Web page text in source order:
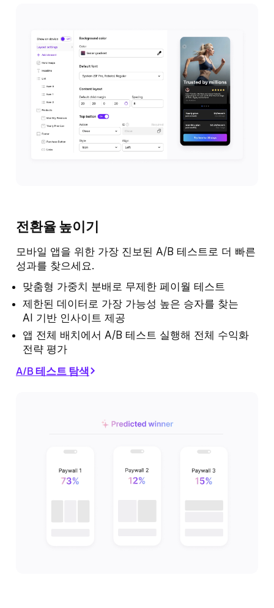
전환율 높이기
모바일 앱을 위한 가장 진보된 A/B 테스트로 더 빠른
성과를 찾으세요.
맞춤형 가중치 분배로 무제한 페이월 테스트
제한된 데이터로 가장 가능성 높은 승자를 찾는
AI 기반 인사이트 제공
앱 전체 배치에서 A/B 테스트 실행해 전체 수익화
전략 평가
A/B 테스트 탐색